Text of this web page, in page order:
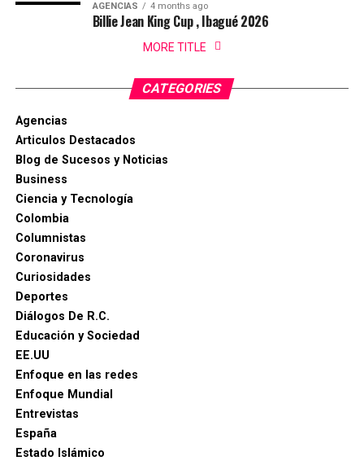
AGENCIAS 4 months ago
Billie Jean King Cup , Ibagué 2026
MORE TITLE
CATEGORIES
Agencias
Articulos Destacados
Blog de Sucesos y Noticias
Business
Ciencia y Tecnología
Colombia
Columnistas
Coronavirus
Curiosidades
Deportes
Diálogos De R.C.
Educación y Sociedad
EE.UU
Enfoque en las redes
Enfoque Mundial
Entrevistas
España
Estado Islámico